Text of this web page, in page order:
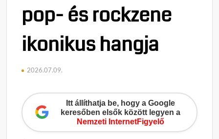
pop- és rockzene
ikonikus hangja
2026.07.09.
Itt állíthatja be, hogy a Google
keresőben elsők között legyen a
Nemzeti InternetFigyelő